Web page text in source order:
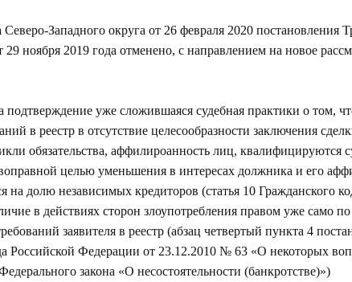
Западного округа от 26 февраля 2020 постановления
ноября 2019 года отменено, с направлением на новое
уже сложившаяся судебная практики о том,
в реестр в отсутствие целесообразности заключения
обязательства, аффилироанность лиц, квалифицируются
целью уменьшения в интересах должника и его
на долю независимых кредиторов (статья 10 Гражданского
в действиях сторон злоупотребления правом уже само по
заявителя в реестр (абзац четвертый пункта 4
Федерации от 23.12.2010 № 63 «О некоторых
закона «О несостоятельности (банкротстве)»)